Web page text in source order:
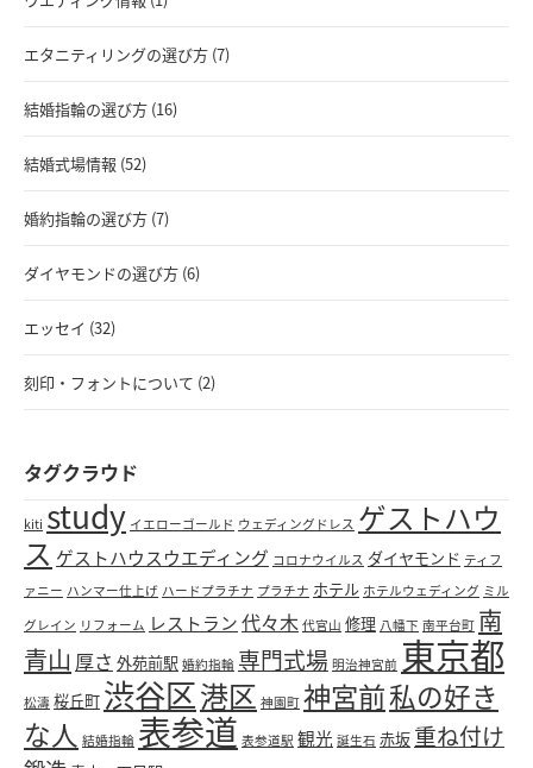
エタニティリングの選び方 (7)
結婚指輪の選び方 (16)
結婚式場情報 (52)
婚約指輪の選び方 (7)
ダイヤモンドの選び方 (6)
エッセイ (32)
刻印・フォントについて (2)
タグクラウド
kiti study イエローゴールド ウェディングドレス ゲストハウ
ス ゲストハウスウエディング コロナウイルス ダイヤモンド ティフ
ァニー ハンマー仕上げ ハードプラチナ プラチナ ホテル ホテルウェディング ミル
グレイン リフォーム レストラン代々木 代官山 修理 八幡下 南平台町 南
青山 厚さ 外苑前駅 婚約指輪 専門式場 明治神宮前 東京都
松濤 桜丘町 渋谷区港区 神園町 神宮前私の好き
な人 結婚指輪 表参道 表参道駅 観光 誕生石 赤坂 重ね付け